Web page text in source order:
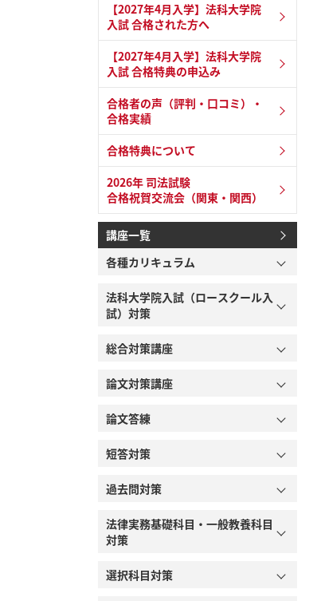
【2027年4月入学】法科大学院
入試 合格された方へ
【2027年4月入学】法科大学院
入試 合格特典の申込み
合格者の声（評判・口コミ）・
合格実績
合格特典について
2026年 司法試験
合格祝賀交流会（関東・関西）
講座一覧
各種カリキュラム
法科大学院入試（ロースクール入
試）対策
総合対策講座
論文対策講座
論文答練
短答対策
過去問対策
法律実務基礎科目・一般教養科目
対策
選択科目対策